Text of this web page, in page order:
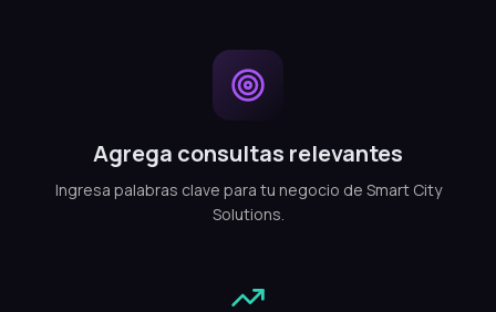
Agrega consultas relevantes
Ingresa palabras clave para tu negocio de Smart City
Solutions.